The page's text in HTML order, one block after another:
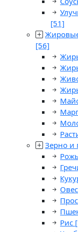
[51]
[56]
Зерно и
Рожь
Овес
Рис